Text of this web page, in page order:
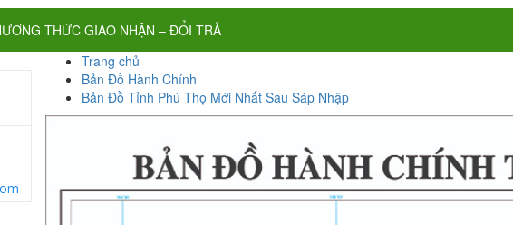
THỨC GIAO NHẬN – ĐỔI TRẢ
Trang chủ
Bản Đồ Hành Chính
Bản Đồ Tỉnh Phú Thọ Mới Nhất Sau Sáp Nhập